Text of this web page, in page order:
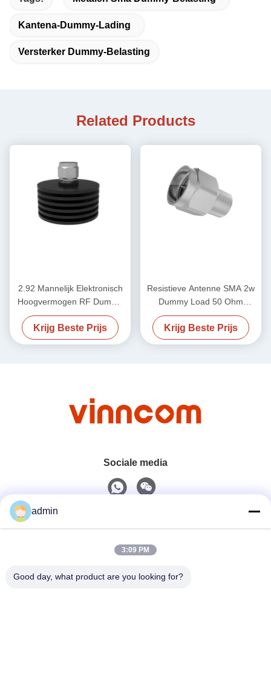
Kantena-Dummy-Lading
Versterker Dummy-Belasting
Related Products
2.92 Mannelijk Elektronisch
Hoogvermogen RF Dummy
Load 50 ohm DC-40GHz
20W
Krijg Beste Prijs
Resistieve Antenne SMA 2w
Dummy Load 50 Ohm
2.4Male 50GHz
Krijg Beste Prijs
Sociale media
0086-551-65396351
admin
3:09 PM
Good day, what product are you looking for?